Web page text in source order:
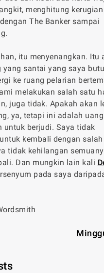
menghitung
The Banker sampai
itu menyenangkan. Itu
yang santai yang saya
ke ruang pelarian
melakukan salah satu
juga tidak. Apakah akan
ya, tetapi ini adalah
untuk berjudi. Saya tidak
kembali dengan
tidak kehilangan
Dan mungkin lain kali
pada saya